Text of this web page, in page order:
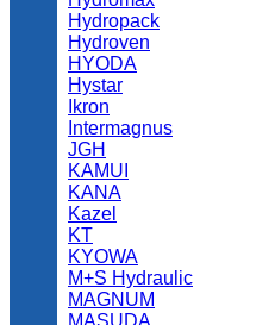
Hydropack
Hydroven
HYODA
Hystar
Ikron
Intermagnus
JGH
KAMUI
KANA
Kazel
KT
KYOWA
M+S Hydraulic
MAGNUM
MASUDA